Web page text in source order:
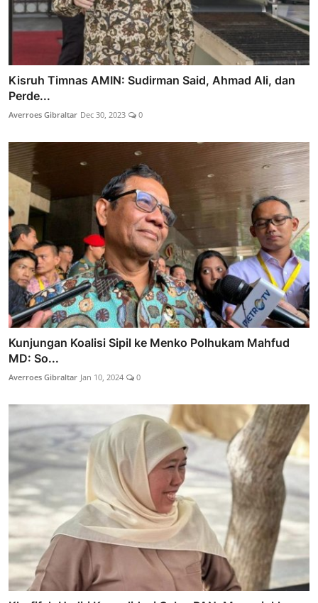
Kisruh Timnas AMIN: Sudirman Said, Ahmad Ali, dan
Perde...
Averroes Gibraltar Dec 30, 2023 0
Kunjungan Koalisi Sipil ke Menko Polhukam Mahfud
MD: So...
Averroes Gibraltar Jan 10, 2024 0